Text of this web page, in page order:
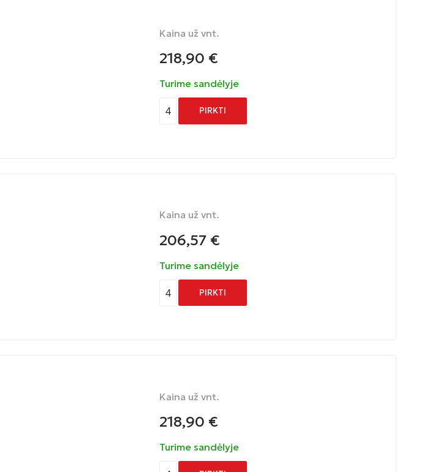
Kaina už vnt.
218,90 €
Turime sandėlyje
4 PIRKTI
Kaina už vnt.
206,57 €
Turime sandėlyje
4 PIRKTI
Kaina už vnt.
218,90 €
Turime sandėlyje